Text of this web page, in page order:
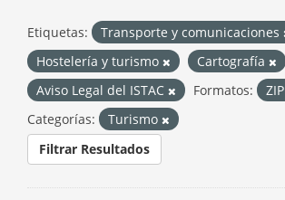
Etiquetas:
Transporte y comunicaciones
Hostelería y turismo
Cartografía
Aviso Legal del ISTAC
Formatos: ZIP
Categorías:
Turismo
Filtrar Resultados